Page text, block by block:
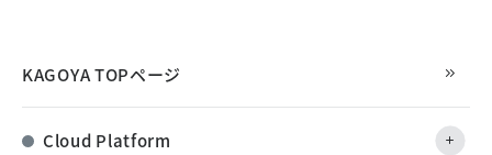
KAGOYA TOPページ
Cloud Platform